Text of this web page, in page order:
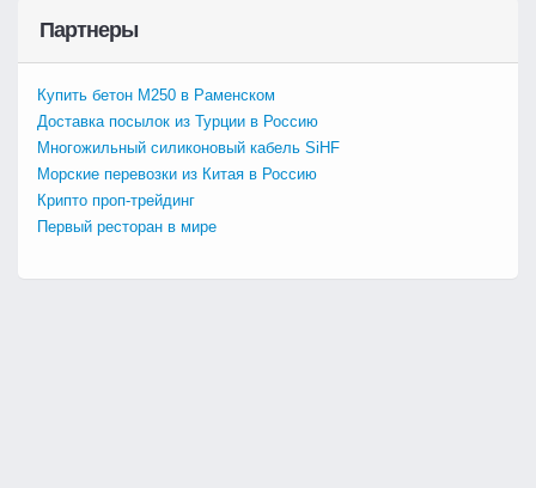
Партнеры
Купить бетон М250 в Раменском
Доставка посылок из Турции в Россию
Многожильный силиконовый кабель SiHF
Морские перевозки из Китая в Россию
Крипто проп-трейдинг
Первый ресторан в мире